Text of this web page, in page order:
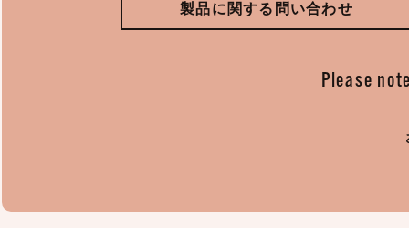
製品に関する問い合わせ
Please